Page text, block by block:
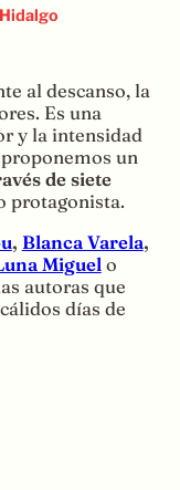
al descanso, la
Es una
y la intensidad
un
de siete
protagonista.
, Blanca Varela,
Miguel o
autoras que
días de